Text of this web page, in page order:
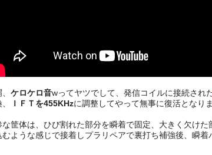
ケロケロ音wってヤツでして、発信コイルに接続され
ＩＦＴを455KHzに調整してやって無事に復活となりま
な筐体は、ひび割れた部分を瞬着で固定、大きく欠け
むような感じで接着しプラリペアで裏打ち補強後、瞬着